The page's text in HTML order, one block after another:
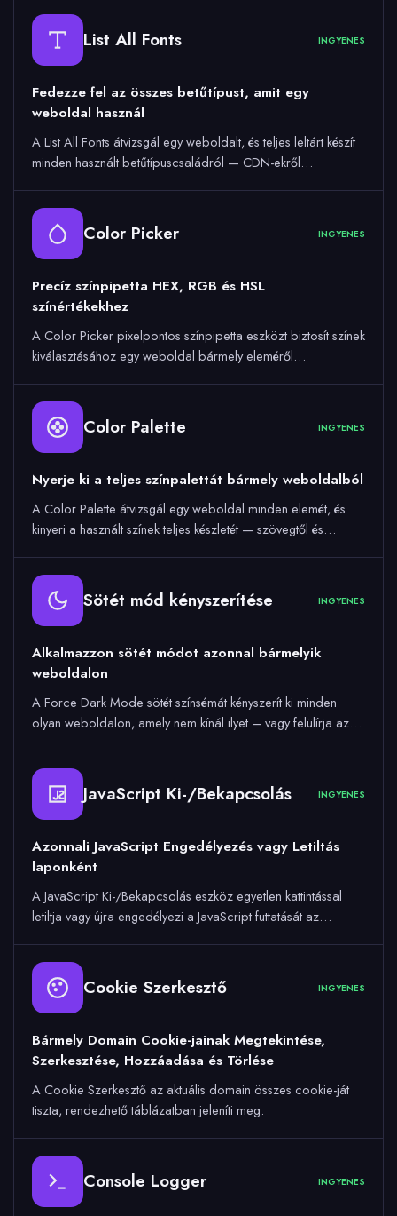
List All Fonts INGYENES
Fedezze fel az összes betűtípust, amit egy
weboldal használ
A List All Fonts átvizsgál egy weboldalt, és teljes leltárt készít
minden használt betűtípuscsaládról — CDN-ekről…
Color Picker INGYENES
Precíz színpipetta HEX, RGB és HSL
színértékekhez
A Color Picker pixelpontos színpipetta eszközt biztosít színek
kiválasztásához egy weboldal bármely eleméről…
Color Palette INGYENES
Nyerje ki a teljes színpalettát bármely weboldalból
A Color Palette átvizsgál egy weboldal minden elemét, és
kinyeri a használt színek teljes készletét — szövegtől és…
Sötét mód kényszerítése INGYENES
Alkalmazzon sötét módot azonnal bármelyik
weboldalon
A Force Dark Mode sötét színsémát kényszerít ki minden
olyan weboldalon, amely nem kínál ilyet – vagy felülírja az…
JavaScript Ki-/Bekapcsolás INGYENES
Azonnali JavaScript Engedélyezés vagy Letiltás
laponként
A JavaScript Ki-/Bekapcsolás eszköz egyetlen kattintással
letiltja vagy újra engedélyezi a JavaScript futtatását az…
Cookie Szerkesztő INGYENES
Bármely Domain Cookie-jainak Megtekintése,
Szerkesztése, Hozzáadása és Törlése
A Cookie Szerkesztő az aktuális domain összes cookie-ját
tiszta, rendezhető táblázatban jeleníti meg.
Console Logger INGYENES